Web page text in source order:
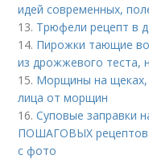
идей современных,
13. Трюфели рецепт в
14. Пирожки тающие во
из дрожжевого теста,
15. Морщины на щеках,
лица от морщин
16.Суповые заправки
ПОШАГОВЫХ рецептов
с фото